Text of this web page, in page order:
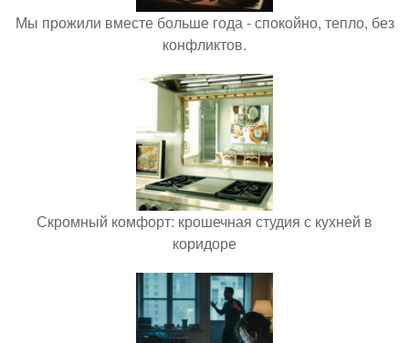
Мы прожили вместе больше года - спокойно, тепло, без
конфликтов.
Скромный комфорт: крошечная студия с кухней в
коридоре